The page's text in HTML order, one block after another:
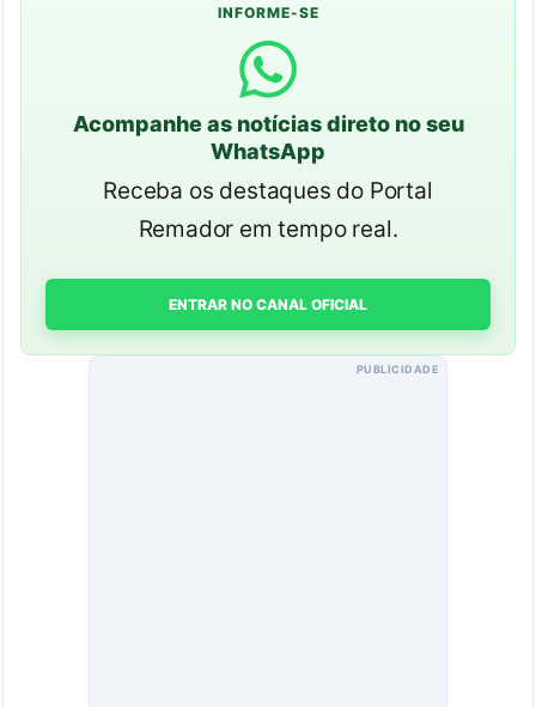
INFORME-SE
Acompanhe as notícias direto no seu
WhatsApp
Receba os destaques do Portal
Remador em tempo real.
ENTRAR NO CANAL OFICIAL
PUBLICIDADE